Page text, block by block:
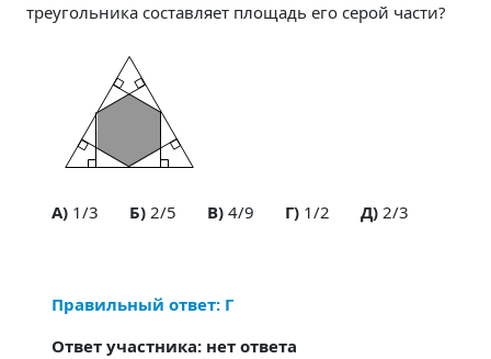
треугольника составляет площадь его серой части?
A)1/3 Б)2/5 В)4/9 Г)1/2 Д)2/3
Правильный ответ: Г
Ответ участника: нет ответа